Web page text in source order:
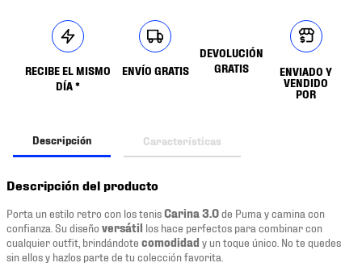
RECIBE EL MISMO
DÍA *
ENVÍO GRATIS
DEVOLUCIÓN
GRATIS
ENVIADO Y
VENDIDO
POR
Descripción Características
Descripción del producto
Porta un estilo retro con los tenisCarina 3.0de Puma y camina con
confianza. Su diseño versátil los hace perfectos para combinar con
cualquier outfit, brindándote comodidad y un toque único. No te quedes
sin ellos y hazlos parte de tu colección favorita.